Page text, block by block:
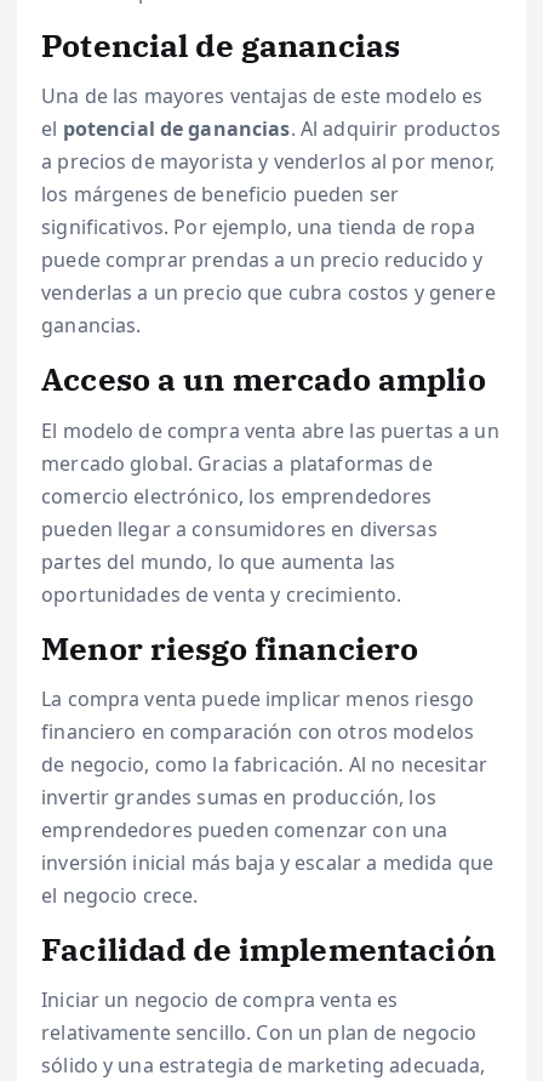
Potencial de ganancias
Una de las mayores ventajas de este modelo es
el potencial de ganancias. Al adquirir productos
a precios de mayorista y venderlos al por menor,
los márgenes de beneficio pueden ser
significativos. Por ejemplo, una tienda de ropa
puede comprar prendas a un precio reducido y
venderlas a un precio que cubra costos y genere
ganancias.
Acceso a un mercado amplio
El modelo de compra venta abre las puertas a un
mercado global. Gracias a plataformas de
comercio electrónico, los emprendedores
pueden llegar a consumidores en diversas
partes del mundo, lo que aumenta las
oportunidades de venta y crecimiento.
Menor riesgo financiero
La compra venta puede implicar menos riesgo
financiero en comparación con otros modelos
de negocio, como la fabricación. Al no necesitar
invertir grandes sumas en producción, los
emprendedores pueden comenzar con una
inversión inicial más baja y escalar a medida que
el negocio crece.
Facilidad de implementación
Iniciar un negocio de compra venta es
relativamente sencillo. Con un plan de negocio
sólido y una estrategia de marketing adecuada,